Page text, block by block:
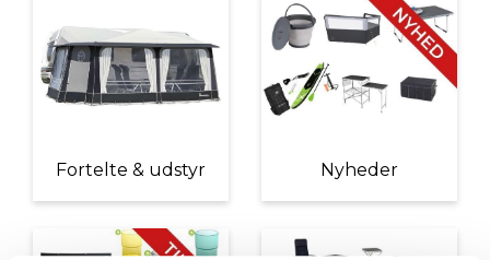
Fortelte & udstyr Nyheder